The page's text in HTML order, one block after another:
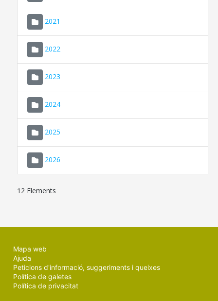
2021
2022
2023
2024
2025
2026
12 Elements
Mapa web
Ajuda
Peticions d'informació, suggeriments i queixes
Política de galetes
Política de privacitat